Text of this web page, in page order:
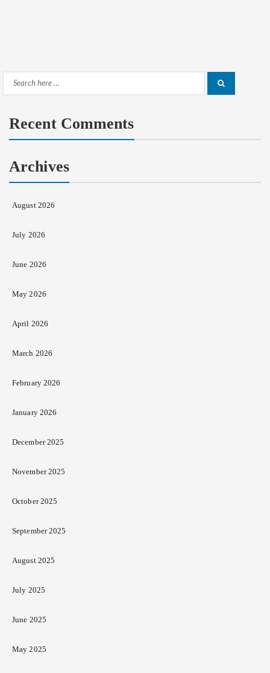
Search
Recent Comments
Archives
August 2026
July 2026
June 2026
May 2026
April 2026
March 2026
February 2026
January 2026
December 2025
November 2025
October 2025
September 2025
August 2025
July 2025
June 2025
May 2025